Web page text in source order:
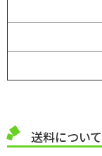
送料について